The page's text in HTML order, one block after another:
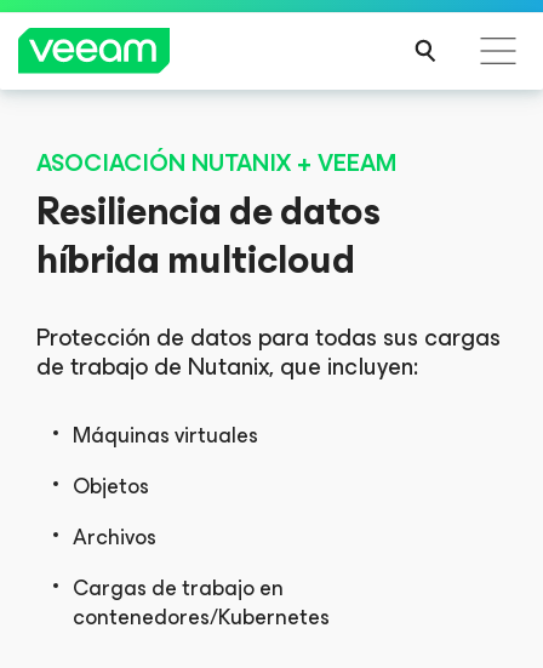
Guía de Veeam para los clientes afectados por la
actualización de contenido de CrowdStrike
MÁS
INFO
RMA
ASOCIACIÓN NUTANIX + VEEAM
Resiliencia de datos
híbrida multicloud
Protección de datos para todas sus cargas
de trabajo de Nutanix, que incluyen:
Máquinas virtuales
Objetos
Archivos
Cargas de trabajo en
contenedores/Kubernetes